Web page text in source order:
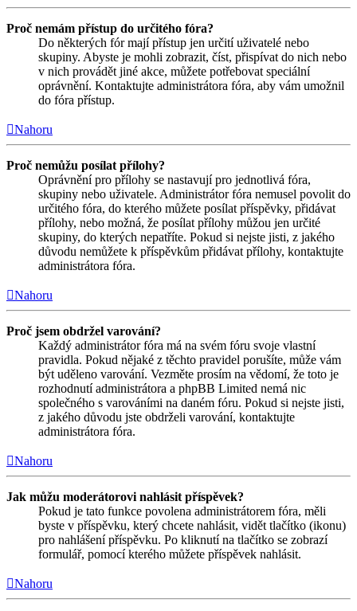
Proč nemám přístup do určitého fóra?
Do některých fór mají přístup jen určití uživatelé nebo
skupiny. Abyste je mohli zobrazit, číst, přispívat do nich nebo
v nich provádět jiné akce, můžete potřebovat speciální
oprávnění. Kontaktujte administrátora fóra, aby vám umožnil
do fóra přístup.
Nahoru
Proč nemůžu posílat přílohy?
Oprávnění pro přílohy se nastavují pro jednotlivá fóra,
skupiny nebo uživatele. Administrátor fóra nemusel povolit do
určitého fóra, do kterého můžete posílat příspěvky, přidávat
přílohy, nebo možná, že posílat přílohy můžou jen určité
skupiny, do kterých nepatříte. Pokud si nejste jisti, z jakého
důvodu nemůžete k příspěvkům přidávat přílohy, kontaktujte
administrátora fóra.
Nahoru
Proč jsem obdržel varování?
Každý administrátor fóra má na svém fóru svoje vlastní
pravidla. Pokud nějaké z těchto pravidel porušíte, může vám
být uděleno varování. Vezměte prosím na vědomí, že toto je
rozhodnutí administrátora a phpBB Limited nemá nic
společného s varováními na daném fóru. Pokud si nejste jisti,
z jakého důvodu jste obdrželi varování, kontaktujte
administrátora fóra.
Nahoru
Jak můžu moderátorovi nahlásit příspěvek?
Pokud je tato funkce povolena administrátorem fóra, měli
byste v příspěvku, který chcete nahlásit, vidět tlačítko (ikonu)
pro nahlášení příspěvku. Po kliknutí na tlačítko se zobrazí
formulář, pomocí kterého můžete příspěvek nahlásit.
Nahoru